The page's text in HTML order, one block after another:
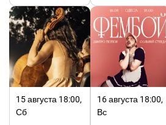
15 августа 18:00,
Сб
16 августа 18:00,
Вс